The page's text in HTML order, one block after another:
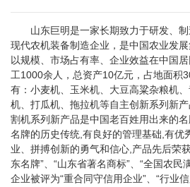
山东巨明是一家长期致力于研发、制
现代农机装备制造企业，是中国农业发
以规模、市场占有率、企业效益在中国
工1000余人，总资产10亿元，占地面积
有：小麦机、玉米机、大豆高粱杂粮机
机、打瓜机、拖拉机等自主创新系列新
割机系列新产品是中国老百姓用出来的
名牌的历史传统,有良好的管理基础,有优
业、拼搏创新的勇气和信心,产品先后荣
东名牌”、“山东省著名商标”、“全国农民
企业被评为“重合同守信用企业”、“行业